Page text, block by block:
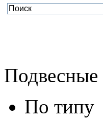
Подвесные
По типу